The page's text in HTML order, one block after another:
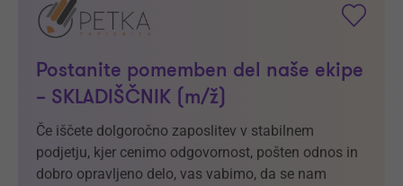
Postanite pomemben del naše ekipe
– SKLADIŠČNIK (m/ž)
Če iščete dolgoročno zaposlitev v stabilnem
podjetju, kjer cenimo odgovornost, pošten odnos in
dobro opravljeno delo, vas vabimo, da se nam